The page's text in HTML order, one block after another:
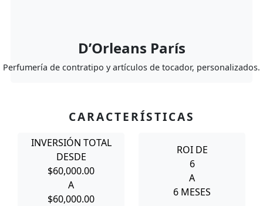
D’Orleans París
Perfumería de contratipo y artículos de tocador, personalizados.
CARACTERÍSTICAS
INVERSIÓN TOTAL
DESDE
$60,000.00
A
$60,000.00
ROI DE
6
A
6 MESES